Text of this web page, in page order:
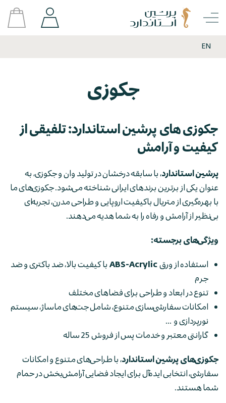
EN
جکوزی
جکوزی های پرشین استاندارد: تلفیقی از
کیفیت و آرامش
پرشین استاندارد، با سابقه درخشان در تولید وان و جکوزی، به
عنوان یکی از برترین برندهای ایرانی شناخته می‌شود. جکوزی‌های ما
با بهره‌گیری از متریال باکیفیت اروپایی و طراحی مدرن، تجربه‌ای
بی‌نظیر از آرامش و رفاه را به شما هدیه می‌دهند.
ویژگی‌های برجسته:
استفاده از ورقABS-Acrylic با کیفیت بالا، ضد باکتری و ضد
جرم
تنوع در ابعاد و طراحی برای فضاهای مختلف
امکانات سفارشی‌سازی متنوع، شامل جت‌های ماساژ، سیستم
نورپردازی و ...
گارانتی معتبر و خدمات پس از فروش 25 ساله
جکوزی‌های پرشین استاندارد، با طراحی‌های متنوع و امکانات
سفارشی، انتخابی ایده‌آل برای ایجاد فضایی آرامش‌بخش در حمام
شما هستند.